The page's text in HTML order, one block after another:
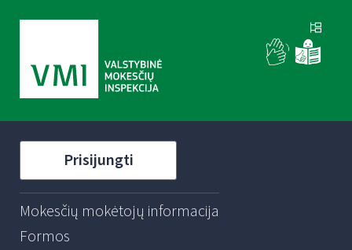
Prisijungti
Mokesčių mokėtojų informacija
Formos